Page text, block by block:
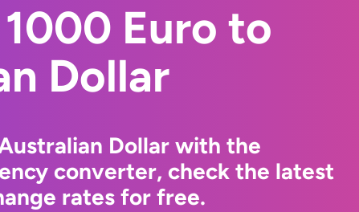
Euro to
Dollar
Dollar with the
converter, check the latest
rates for free.